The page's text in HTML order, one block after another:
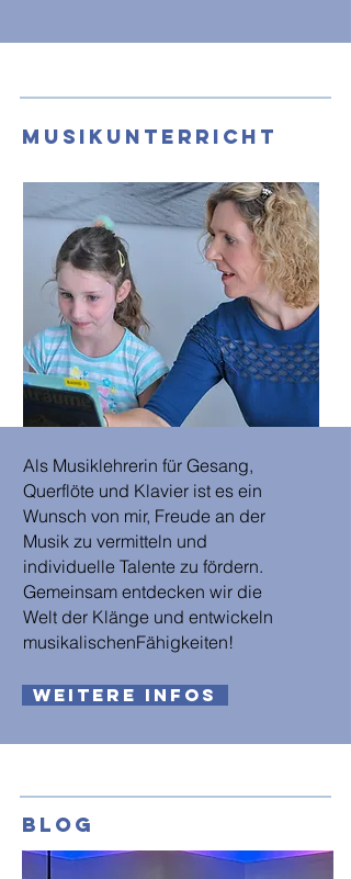
Musikunterricht
Als Musiklehrerin für Gesang,
Querflöte und Klavier ist es ein
Wunsch von mir, Freude an der
Musik zu vermitteln und
individuelle Talente zu fördern.
Gemeinsam entdecken wir die
Welt der Klänge und entwickeln
musikalischenFähigkeiten!
weitere Infos
Blog